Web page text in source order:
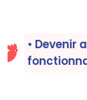
• Devenir